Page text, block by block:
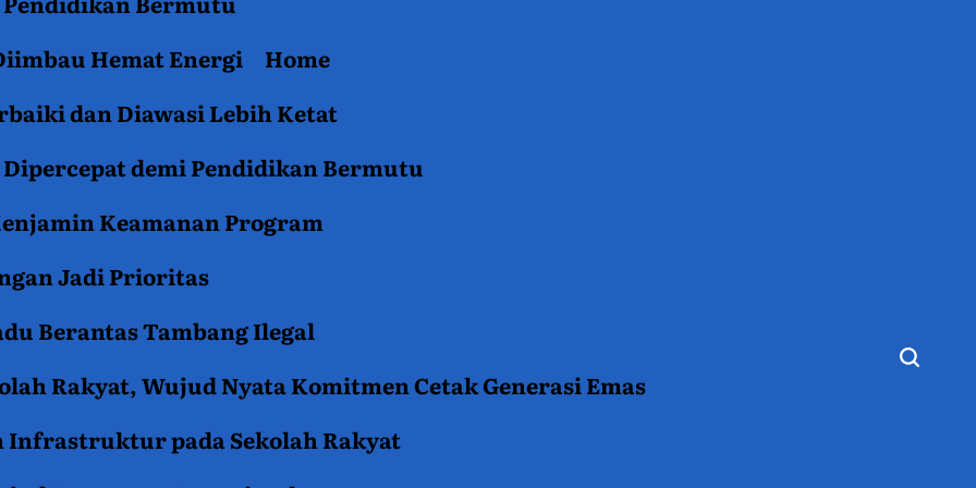
Hemat Energi
Home
dan Diawasi Lebih Ketat
demi Pendidikan Bermutu
Keamanan Program
Jadi Prioritas
Berantas Tambang Ilegal
Rakyat, Wujud Nyata Komitmen Cetak Generasi Emas
pada Sekolah Rakyat